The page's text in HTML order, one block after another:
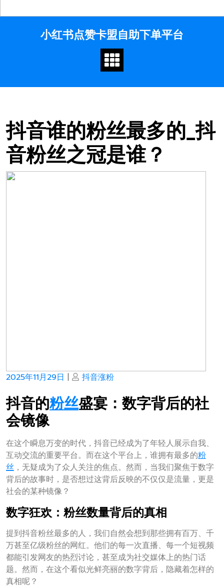
小红书点赞卡盟自助下单平台
抖音谁的粉丝最多的_抖
音粉丝之冠是谁？
Posted
2025年11月29日 | Posted
抖音涨粉
抖音的粉丝盛宴：数字背后的社
会镜像
在这个瞬息万变的时代，抖音已经成为了年轻人展示自我、
互动交流的重要平台。而在这个平台上，谁拥有最多的粉
丝 ，无疑成为了众人关注的焦点。然而，当我们聚焦于数字
背后的故事时，是否想过这背后反映的不仅仅是流量，更是
社会的某种镜像？
数字狂欢：粉丝数量背后的真相
提到抖音粉丝最多的人，我们自然会想到那些拥有百万、千
万甚至亿级粉丝的网红。他们的每一次直播、每一个短视频
都能引发网友的热烈讨论，甚至成为社交媒体上的热门话
题。然而，在这个看似光鲜亮丽的数字背后，隐藏着怎样的
真相呢？